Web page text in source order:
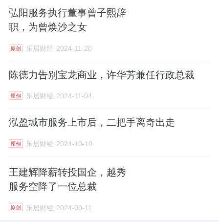
弘阳服务执行董事曾子熙辞
职，为曾焕沙之女
原创 乐居财经 2024-11-20
陈德力告别宝龙商业，许华芳兼任行政总裁
原创 乐居财经 2024-11-04
泓盈城市服务上市后，二把手离奇出走
原创 乐居财经 2024-10-10
王建辉降薪转投国企，越秀
服务空降了一位总裁
原创 乐居财经 2024-09-11